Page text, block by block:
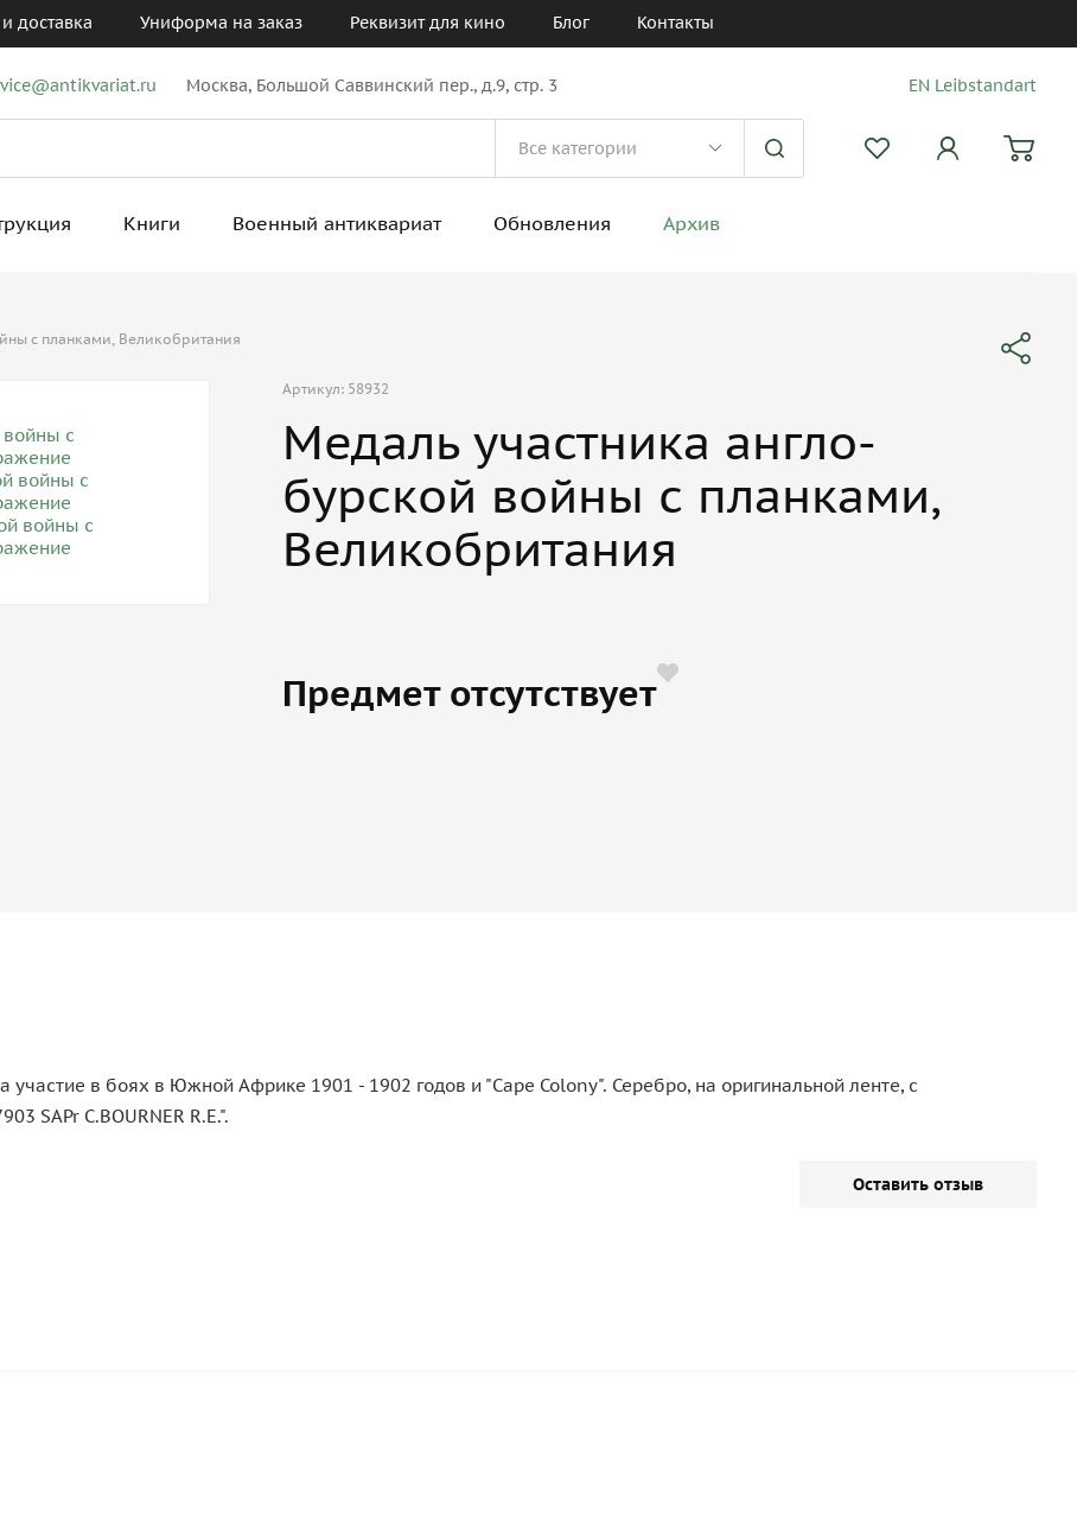
доставка Униформа на заказ Реквизит для кино Блог Контакты
Москва, Большой Саввинский пер., д.9, стр. 3 EN Leibstandart
Книги Военный антиквариат Обновления Архив
с планками, Великобритания
Артикул: 58932
Медаль участника англо-
бурской войны с планками,
Великобритания
Предмет отсутствует
в боях в Южной Африке 1901 - 1902 годов и "Cape Colony". Серебро, на оригинальной ленте, с
SAPr C.BOURNER R.E.".
Оставить отзыв